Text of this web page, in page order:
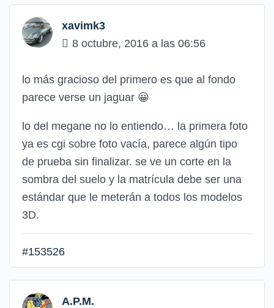
xavimk3
8 octubre, 2016 a las 06:56
lo más gracioso del primero es que al fondo
parece verse un jaguar 😀
lo del megane no lo entiendo… la primera foto
ya es cgi sobre foto vacía, parece algún tipo
de prueba sin finalizar. se ve un corte en la
sombra del suelo y la matrícula debe ser una
estándar que le meterán a todos los modelos
3D.
#153526
A.P.M.